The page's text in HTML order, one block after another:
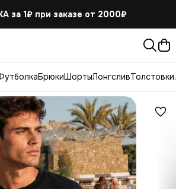
за 1₽ при заказе от 2000₽
БрюкиШортыЛонгслив